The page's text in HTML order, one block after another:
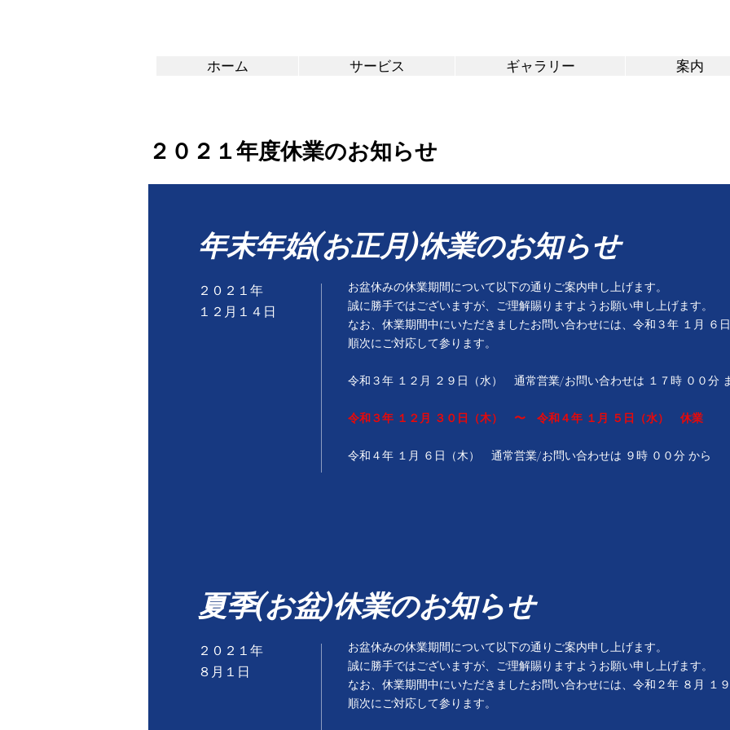
ホーム サービス ギャラリー 案内
２０２１年度休業のお知らせ
​年末年始(お正月)休業のお知らせ
２０２１年
​１２月１４日
お盆休みの休業期間について以下の通りご案内申し上げます。
誠に勝手ではございますが、ご理解賜りますようお願い申し上げます。
なお、休業期間中にいただきましたお問い合わせには、令和３年 １月 ６
順次にご対応して参ります。
令和３年 １２月 ２９日（水） 通常営業/お問い合わせは １７時 ００分
令和３年 １２月 ３０日（木） 〜 令和４年 １月 ５日（水） 休業
​令和４年 １月 ６日（木） 通常営業/お問い合わせは ９時 ００分 から
​夏季(お盆)休業のお知らせ
２０２１年
８ 月１ 日
お盆休みの休業期間について以下の通りご案内申し上げます。
誠に勝手ではございますが、ご理解賜りますようお願い申し上げます。
なお、休業期間中にいただきましたお問い合わせには、令和２年 ８月 １
順次にご対応して参ります。